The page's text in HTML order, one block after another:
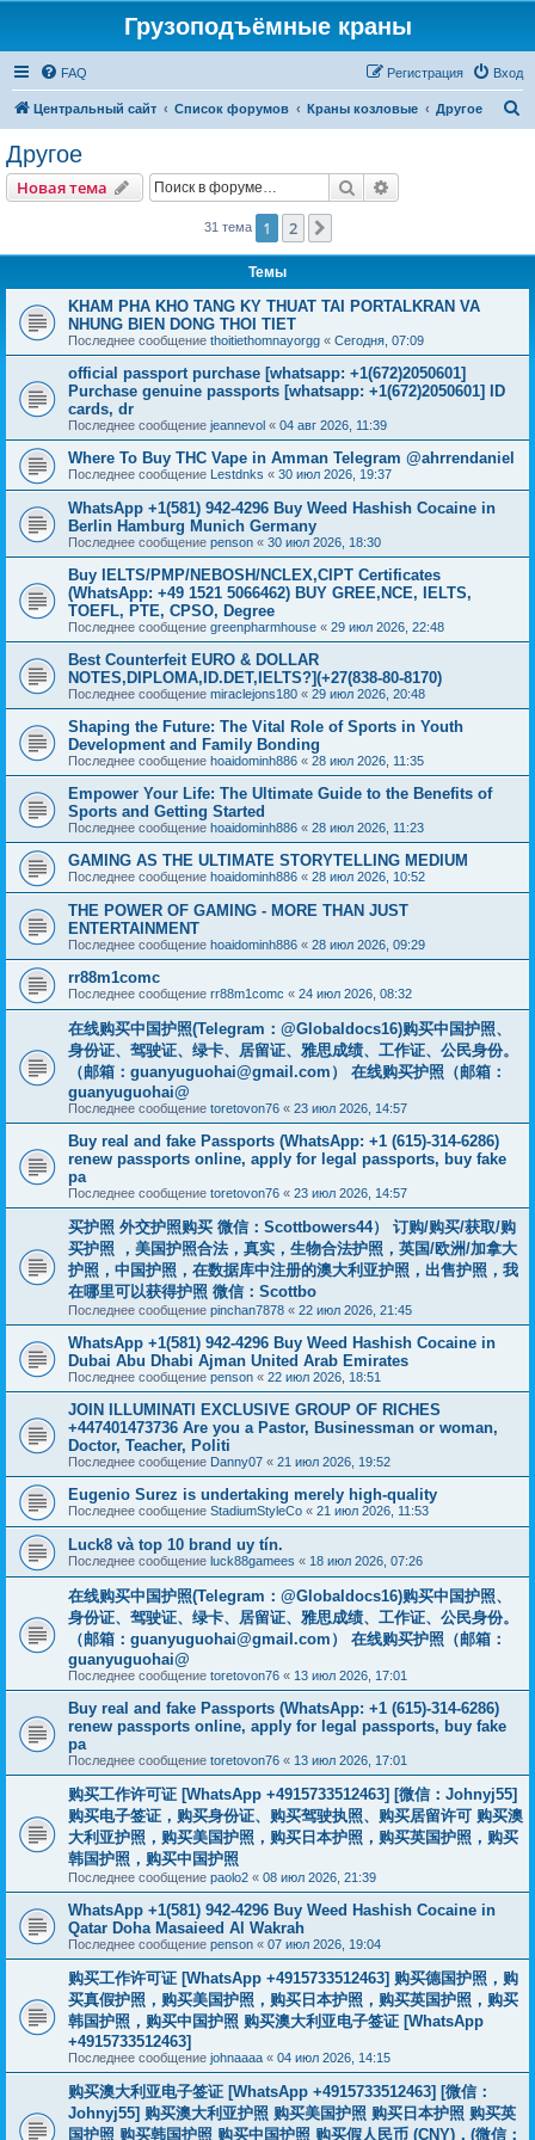
Грузоподъёмные краны
FAQ Вход
Регистрация
Центральный сайт Список форумов Краны козловые Другое
Другое
Новая тема Поиск
31 тема 1 2
Темы
KHAM PHA KHO TANG KY THUAT TAI PORTALKRAN VA
NHUNG BIEN DONG THOI TIET
Последнее сообщение thoitiethomnayorgg « Сегодня, 07:09
official passport purchase [whatsapp: +1(672)2050601]
Purchase genuine passports [whatsapp: +1(672)2050601] ID
cards, dr
Последнее сообщение jeannevol « 04 авг 2026, 11:39
Where To Buy THC Vape in Amman Telegram @ahrrendaniel
Последнее сообщение Lestdnks « 30 июл 2026, 19:37
WhatsApp +1(581) 942-4296 Buy Weed Hashish Cocaine in
Berlin Hamburg Munich Germany
Последнее сообщение penson « 30 июл 2026, 18:30
Buy IELTS/PMP/NEBOSH/NCLEX,CIPT Certificates
(WhatsApp: +49 1521 5066462) BUY GREE,NCE, IELTS,
TOEFL, PTE, CPSO, Degree
Последнее сообщение greenpharmhouse « 29 июл 2026, 22:48
Best Counterfeit EURO & DOLLAR
NOTES,DIPLOMA,ID.DET,IELTS?](+27(838-80-8170)
Последнее сообщение miraclejons180 « 29 июл 2026, 20:48
Shaping the Future: The Vital Role of Sports in Youth
Development and Family Bonding
Последнее сообщение hoaidominh886 « 28 июл 2026, 11:35
Empower Your Life: The Ultimate Guide to the Benefits of
Sports and Getting Started
Последнее сообщение hoaidominh886 « 28 июл 2026, 11:23
GAMING AS THE ULTIMATE STORYTELLING MEDIUM
Последнее сообщение hoaidominh886 « 28 июл 2026, 10:52
THE POWER OF GAMING - MORE THAN JUST
ENTERTAINMENT
Последнее сообщение hoaidominh886 « 28 июл 2026, 09:29
rr88m1comc
Последнее сообщение rr88m1comc « 24 июл 2026, 08:32
在线购买中国护照(Telegram：@Globaldocs16)购买中国护照、
身份证、驾驶证、绿卡、居留证、雅思成绩、工作证、公民身份。
（邮箱： guanyuguohai@gmail.com ） 在线购买护照（邮箱：
guanyuguohai@
Последнее сообщение toretovon76 « 23 июл 2026, 14:57
Buy real and fake Passports (WhatsApp: +1 (615)-314-6286)
renew passports online, apply for legal passports, buy fake
pa
Последнее сообщение toretovon76 « 23 июл 2026, 14:57
买护照 外交护照购买 微信：Scottbowers44） 订购/购买/获取/购
买护照 ，美国护照合法，真实，生物合法护照，英国/欧洲/加拿大
护照，中国护照，在数据库中注册的澳大利亚护照，出售护照，我
在哪里可以获得护照 微信：Scottbo
Последнее сообщение pinchan7878 « 22 июл 2026, 21:45
WhatsApp +1(581) 942-4296 Buy Weed Hashish Cocaine in
Dubai Abu Dhabi Ajman United Arab Emirates
Последнее сообщение penson « 22 июл 2026, 18:51
JOIN ILLUMINATI EXCLUSIVE GROUP OF RICHES
+447401473736 Are you a Pastor, Businessman or woman,
Doctor, Teacher, Politi
Последнее сообщение Danny07 « 21 июл 2026, 19:52
Eugenio Surez is undertaking merely high-quality
Последнее сообщение StadiumStyleCo « 21 июл 2026, 11:53
Luck8 và top 10 brand uy tín.
Последнее сообщение luck88gamees « 18 июл 2026, 07:26
在线购买中国护照(Telegram：@Globaldocs16)购买中国护照、
身份证、驾驶证、绿卡、居留证、雅思成绩、工作证、公民身份。
（邮箱： guanyuguohai@gmail.com ） 在线购买护照（邮箱：
guanyuguohai@
Последнее сообщение toretovon76 « 13 июл 2026, 17:01
Buy real and fake Passports (WhatsApp: +1 (615)-314-6286)
renew passports online, apply for legal passports, buy fake
pa
Последнее сообщение toretovon76 « 13 июл 2026, 17:01
购买工作许可证 [WhatsApp +4915733512463] [微信：Johnyj55]
购买电子签证，购买身份证、购买驾驶执照、购买居留许可 购买澳
大利亚护照，购买美国护照，购买日本护照，购买英国护照，购买
韩国护照，购买中国护照
Последнее сообщение paolo2 « 08 июл 2026, 21:39
WhatsApp +1(581) 942-4296 Buy Weed Hashish Cocaine in
Qatar Doha Masaieed Al Wakrah
Последнее сообщение penson « 07 июл 2026, 19:04
购买工作许可证 [WhatsApp +4915733512463] 购买德国护照，购
买真假护照，购买美国护照，购买日本护照，购买英国护照，购买
韩国护照，购买中国护照 购买澳大利亚电子签证 [WhatsApp
+4915733512463]
Последнее сообщение johnaaaa « 04 июл 2026, 14:15
购买澳大利亚电子签证 [WhatsApp +4915733512463] [微信：
Johnyj55] 购买澳大利亚护照 购买美国护照 购买日本护照 购买英
国护照 购买韩国护照 购买中国护照 购买假人民币 (CNY)，(微信：